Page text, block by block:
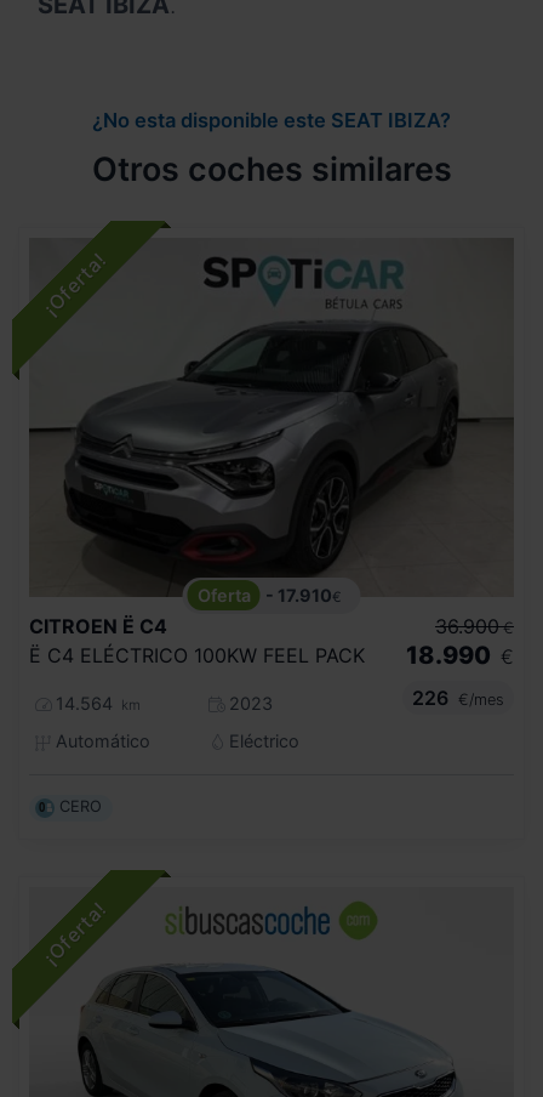
¿No esta disponible este SEAT IBIZA?
Otros coches similares
- 17.910€
CITROEN Ë C4
Ë C4 ELÉCTRICO 100KW FEEL PACK
14.564 km
2023
Automático
Eléctrico
36.900 €
18.990 €
226
€/mes
CERO